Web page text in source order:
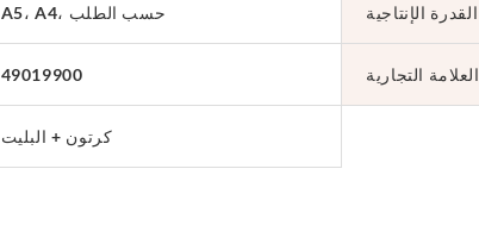
A5، A4، حسب الطلب القدرة الإنتاجية
49019900 العلامة التجارية
كرتون + البليت